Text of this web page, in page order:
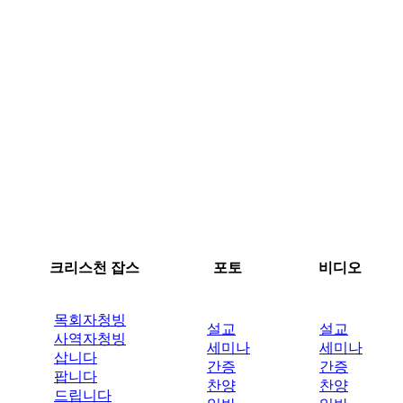
크리스천 잡스 포토 비디오
목회자청빙
사역자청빙
삽니다
팝니다
드립니다
설교
세미나
간증
찬양
설교
세미나
간증
찬양